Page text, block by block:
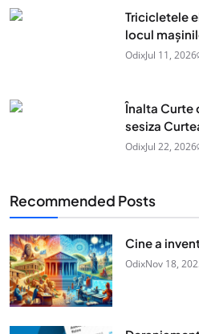
Tricicletele
locul
OdixJul 11, 2026
Înalta Curte
sesiza
OdixJul 22, 2026
Recommended Posts
Cine a
OdixNov 18,